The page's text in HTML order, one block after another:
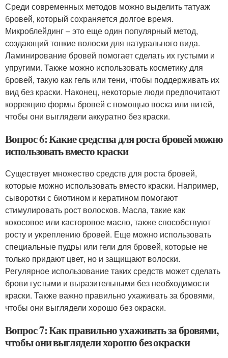
Среди современных методов можно выделить татуаж
бровей, который сохраняется долгое время.
Микроблейдинг – это еще один популярный метод,
создающий тонкие волоски для натурального вида.
Ламинирование бровей помогает сделать их густыми и
упругими. Также можно использовать косметику для
бровей, такую как гель или тени, чтобы поддерживать их
вид без краски. Наконец, некоторые люди предпочитают
коррекцию формы бровей с помощью воска или нитей,
чтобы они выглядели аккуратно без краски.
Вопрос 6: Какие средства для роста бровей можно
использовать вместо краски
Существует множество средств для роста бровей,
которые можно использовать вместо краски. Например,
сыворотки с биотином и кератином помогают
стимулировать рост волосков. Масла, такие как
кокосовое или касторовое масло, также способствуют
росту и укреплению бровей. Еще можно использовать
специальные пудры или гели для бровей, которые не
только придают цвет, но и защищают волоски.
Регулярное использование таких средств может сделать
брови густыми и выразительными без необходимости
краски. Также важно правильно ухаживать за бровями,
чтобы они выглядели хорошо без окраски.
Вопрос 7: Как правильно ухаживать за бровями,
чтобы они выглядели хорошо без окраски